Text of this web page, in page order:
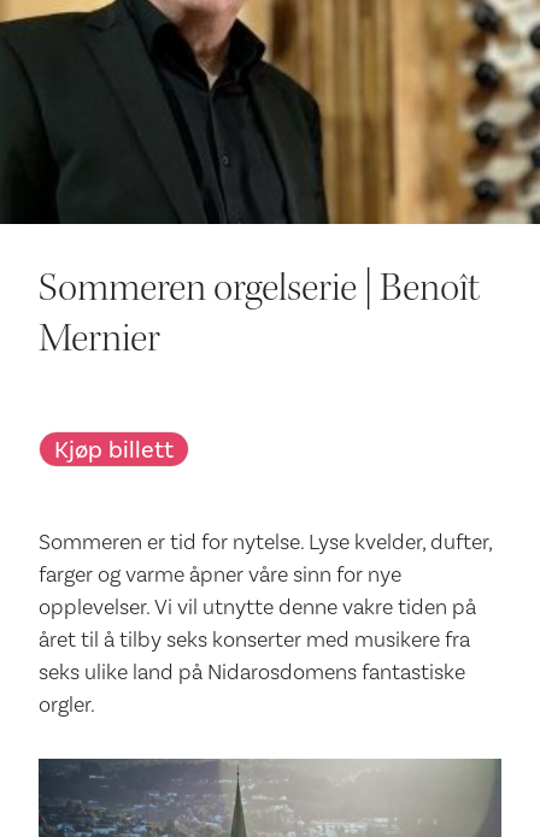
Ditt besøk
Sommeren orgelserie | Benoît
Mernier
Kjøp billett
Sommeren er tid for nytelse. Lyse kvelder, dufter,
farger og varme åpner våre sinn for nye
opplevelser. Vi vil utnytte denne vakre tiden på
året til å tilby seks konserter med musikere fra
seks ulike land på Nidarosdomens fantastiske
orgler.